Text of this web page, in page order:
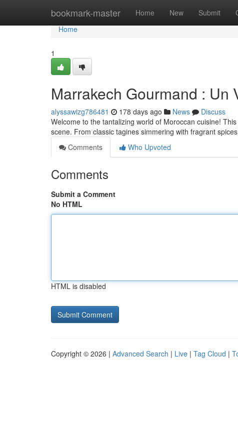
bookmark-master Home New Submit
Home
Home
1
Marrakech Gourmand : Un
alyssawizg786481 178 days ago News
Discuss
Welcome to the tantalizing world of Moroccan cuisine!
scene. From classic tagines simmering with fragrant
Comments
Who Upvoted
Comments
Submit a Comment
No HTML
HTML is disabled
Copyright © 2026 | Advanced Search | Live | Tag Cloud |